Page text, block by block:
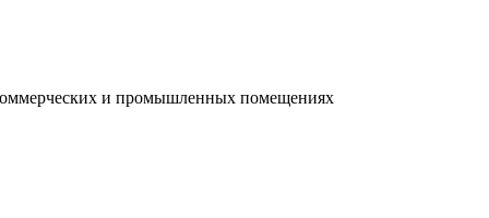
и промышленных помещениях